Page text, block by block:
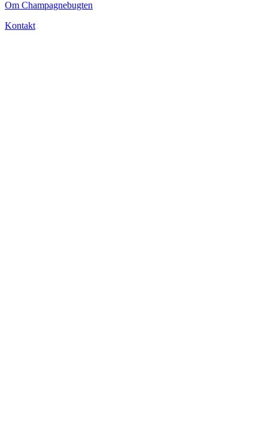
Om Champagnebugten
Kontakt